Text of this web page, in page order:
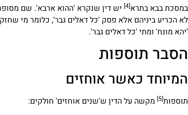
במסכת בבא בתרא[4]
יש דין שנקרא 'ההוא ארבא'. שם
לא הכריע ביניהם אלא פסק 'כל דאלים גבר', כלומר מי
'יהא מונח' ומתי 'כל דאלים גבר'.
הסבר תוספות
המיוחד כאשר אוחזים
תוספות[5] מקשה על הדין ש'שנים אוחזים' חולקים: